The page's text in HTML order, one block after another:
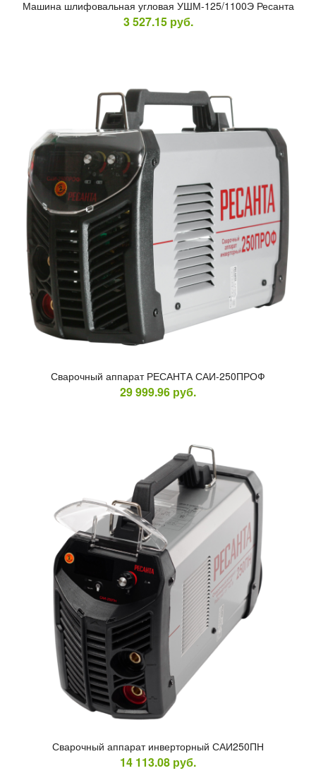
Ма­шина шли­фоваль­ная уг­ло­вая УШМ-125/1100Э Ре­сан­та
3 527.15 руб.
Сва­роч­ный ап­па­рат РЕ­САН­ТА САИ-250ПРОФ
29 999.96 руб.
Сва­роч­ный ап­па­рат ин­вертор­ный САИ250ПН
14 113.08 руб.